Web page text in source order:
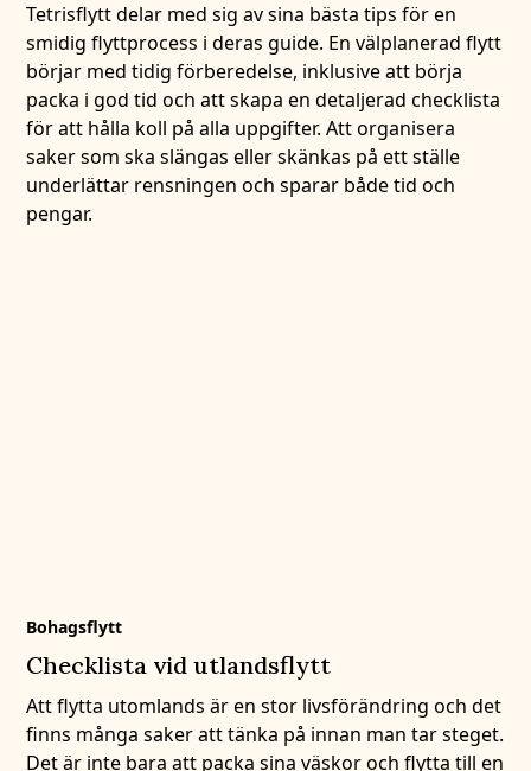
Tetrisflytt delar med sig av sina bästa tips för en
smidig flyttprocess i deras guide. En välplanerad flytt
börjar med tidig förberedelse, inklusive att börja
packa i god tid och att skapa en detaljerad checklista
för att hålla koll på alla uppgifter. Att organisera
saker som ska slängas eller skänkas på ett ställe
underlättar rensningen och sparar både tid och
pengar.
Bohagsflytt
Checklista vid utlandsflytt
Att flytta utomlands är en stor livsförändring och det
finns många saker att tänka på innan man tar steget.
Det är inte bara att packa sina väskor och flytta till en